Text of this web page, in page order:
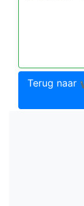
Terug naar